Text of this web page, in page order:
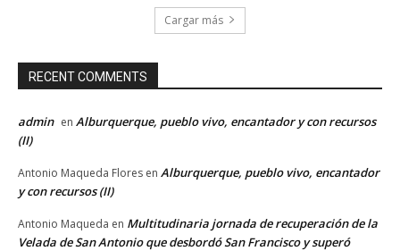
Cargar más
RECENT COMMENTS
admin en Alburquerque, pueblo vivo, encantador y con recursos
(II)
Antonio Maqueda Flores en Alburquerque, pueblo vivo, encantador
y con recursos (II)
Antonio Maqueda en Multitudinaria jornada de recuperación de la
Velada de San Antonio que desbordó San Francisco y superó